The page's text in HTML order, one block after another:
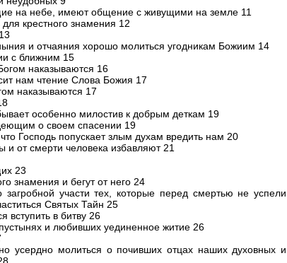
на небе, имеют общение с живущими на земле 11
крестного знамения 12
и отчаяния хорошо молиться угодникам Божиим 14
с ближним 15
наказываются 16
нам чтение Слова Божия 17
наказываются 17
особенно милостив к добрым деткам 19
о своем спасении 19
Господь попускает злым духам вредить нам 20
и от смерти человека избавляют 21
23
знамения и бегут от него 24
участи тех, которые перед смертью не успели
Святых Тайн 25
вступить в битву 26
и любивших уединенное житие 26
усердно молиться о почивших отцах наших духовных и